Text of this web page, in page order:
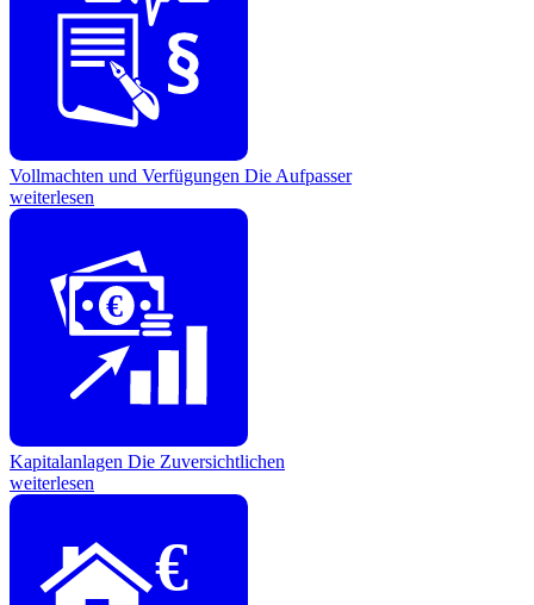
Vollmachten und Verfügungen Die Aufpasser
weiterlesen
€
Kapitalanlagen Die Zuversichtlichen
weiterlesen
€